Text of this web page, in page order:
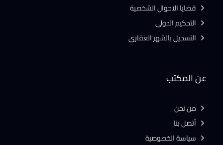
عن المكتب
من نحن
أتصل بنا
سياسة الخصوصية
قضايا الاحوال الشخصية
التحكيم الدولى
التسجيل بالشهر العقارى